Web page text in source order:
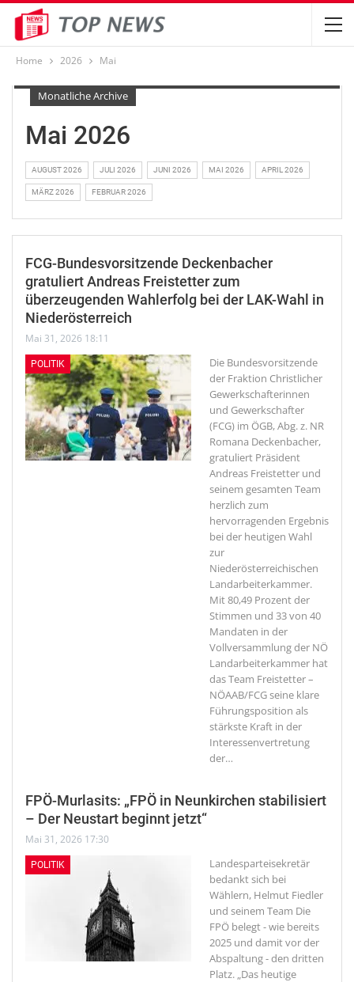
Home 2026 Mai
Monatliche Archive
Mai 2026
AUGUST 2026 JULI 2026 JUNI 2026 MAI 2026 APRIL 2026
MÄRZ 2026 FEBRUAR 2026
FCG-Bundesvorsitzende Deckenbacher
gratuliert Andreas Freistetter zum
überzeugenden Wahlerfolg bei der LAK-Wahl in
Niederösterreich
Mai 31, 2026 18:11
POLITIK
Die Bundesvorsitzende
der Fraktion Christlicher
Gewerkschafterinnen
und Gewerkschafter
(FCG) im ÖGB, Abg. z. NR
Romana Deckenbacher,
gratuliert Präsident
Andreas Freistetter und
seinem gesamten Team
herzlich zum
hervorragenden Ergebnis
bei der heutigen Wahl
zur
Niederösterreichischen
Landarbeiterkammer.
Mit 80,49 Prozent der
Stimmen und 33 von 40
Mandaten in der
Vollversammlung der NÖ
Landarbeiterkammer hat
das Team Freistetter –
NÖAAB/FCG seine klare
Führungsposition als
stärkste Kraft in der
Interessenvertretung
der…
FPÖ-Murlasits: „FPÖ in Neunkirchen stabilisiert
– Der Neustart beginnt jetzt“
Mai 31, 2026 17:30
POLITIK
Landesparteisekretär
bedankt sich bei
Wählern, Helmut Fiedler
und seinem Team Die
FPÖ belegt - wie bereits
2025 und damit vor der
Abspaltung - den dritten
Platz. „Das heutige